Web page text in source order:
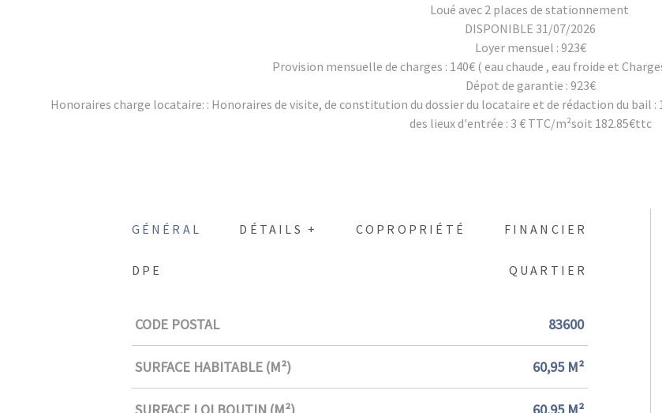
Loué avec 2 places de stationnement
DISPONIBLE 31/07/2026
Loyer mensuel : 923€
Provision mensuelle de charges : 140€ ( eau chaude , eau froide et
Dépot de garantie : 923€
Honoraires charge locataire: : Honoraires de visite, de constitution du dossier du locataire et de rédaction du bail
des lieux d'entrée : 3 € TTC/m²soit 182.85€ttc
GÉNÉRAL DÉTAILS + COPROPRIÉTÉ FINANCIER
DPE QUARTIER
Caractérisque Valeurs
CODE POSTAL 83600
SURFACE HABITABLE (M²) 60,95 M²